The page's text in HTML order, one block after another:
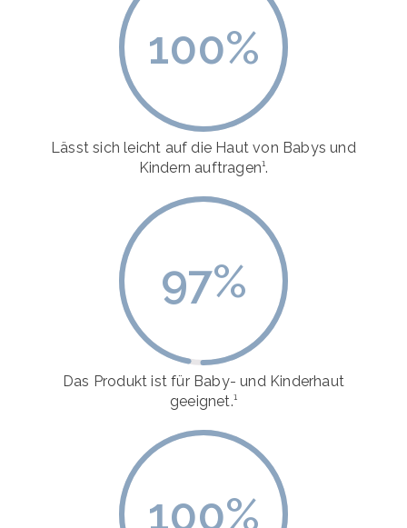
100%
Lässt sich leicht auf die Haut von Babys und
Kindern auftragen¹.
97%
Das Produkt ist für Baby- und Kinderhaut
geeignet.¹
100%